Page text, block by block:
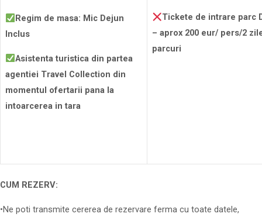
Regim de masa: Mic Dejun
Inclus
Asistenta turistica din partea
agentiei Travel Collection din
momentul ofertarii pana la
intoarcerea in tara
Tickete de intrare parc
– aprox 200 eur/ pers/2
parcuri
CUM REZERV:
•Ne poti transmite cererea de rezervare ferma cu toate datele,